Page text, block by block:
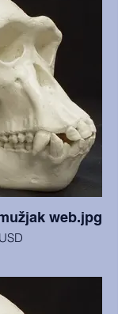
web.jpg
State